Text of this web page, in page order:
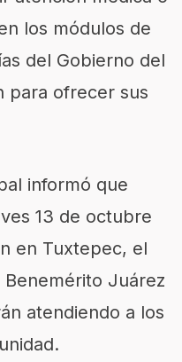
los módulos de
del Gobierno del
para ofrecer sus
informó que
13 de octubre
en Tuxtepec, el
Juárez
atendiendo a los